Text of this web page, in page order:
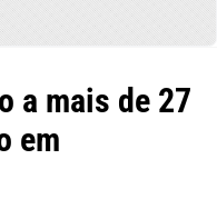
a mais de 27
em